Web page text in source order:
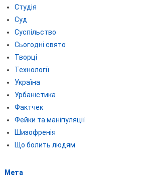
Студія
Суд
Суспільство
Сьогодні свято
Творці
Технології
Україна
Урбаністика
Фактчек
Фейки та маніпуляції
Шизофренія
Що болить людям
Мета